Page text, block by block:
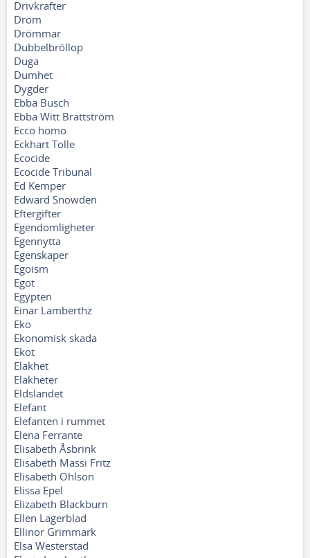
Drivkrafter
Dröm
Drömmar
Dubbelbröllop
Duga
Dumhet
Dygder
Ebba Busch
Ebba Witt Brattström
Ecco homo
Eckhart Tolle
Ecocide
Ecocide Tribunal
Ed Kemper
Edward Snowden
Eftergifter
Egendomligheter
Egennytta
Egenskaper
Egoism
Egot
Egypten
Einar Lamberthz
Eko
Ekonomisk skada
Ekot
Elakhet
Elakheter
Eldslandet
Elefant
Elefanten i rummet
Elena Ferrante
Elisabeth Åsbrink
Elisabeth Massi Fritz
Elisabeth Ohlson
Elissa Epel
Elizabeth Blackburn
Ellen Lagerblad
Ellinor Grimmark
Elsa Westerstad